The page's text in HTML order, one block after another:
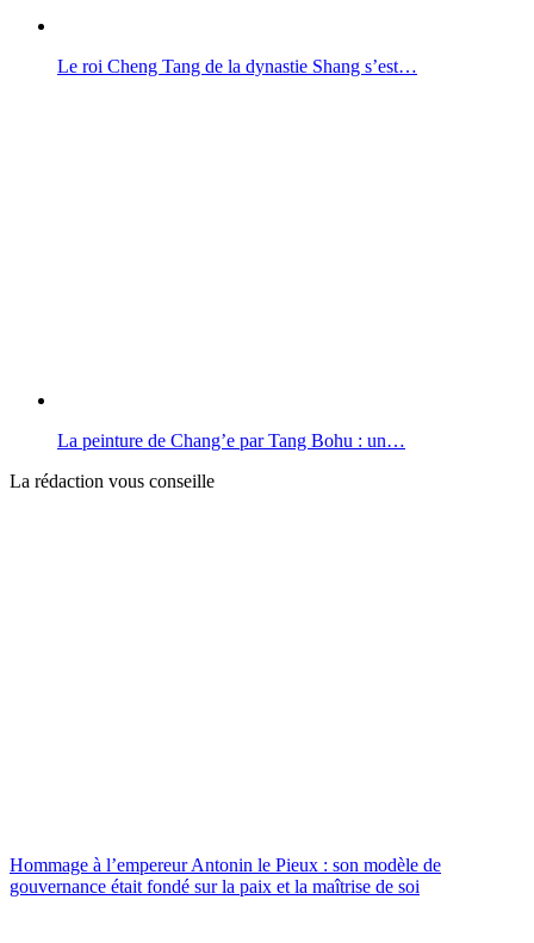
Le roi Cheng Tang de la dynastie Shang s’est…
La peinture de Chang’e par Tang Bohu : un…
La rédaction vous conseille
Hommage à l’empereur Antonin le Pieux : son modèle de
gouvernance était fondé sur la paix et la maîtrise de soi